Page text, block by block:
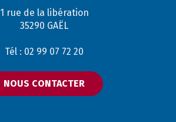
1 rue de la libération
35290 GAËL
Tél : 02 99 07 72 20
NOUS CONTACTER